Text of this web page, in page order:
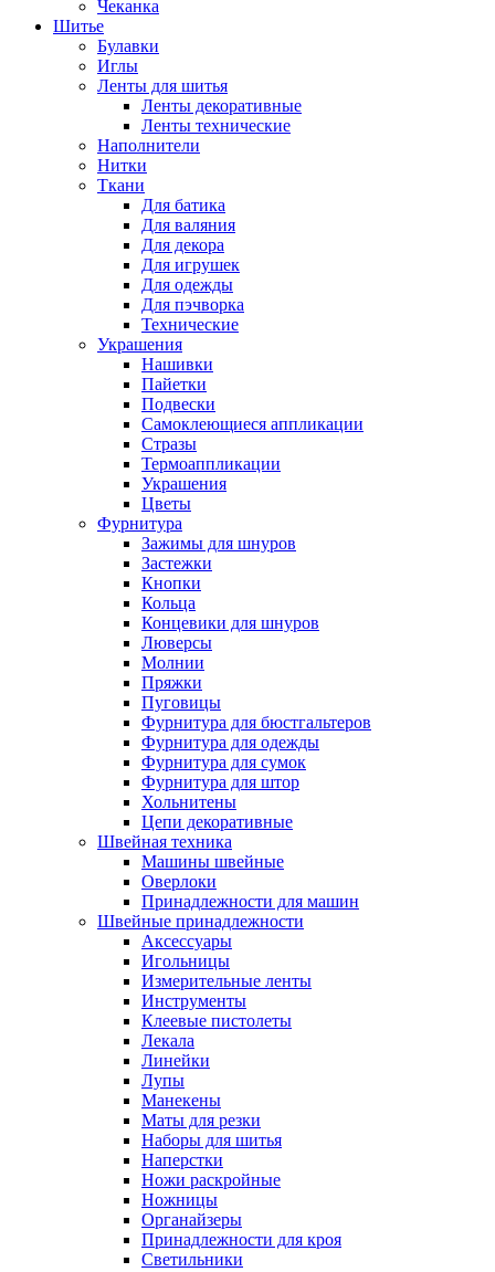
Чеканка
Шитье
Булавки
Иглы
Ленты для шитья
Ленты декоративные
Ленты технические
Наполнители
Нитки
Ткани
Для батика
Для валяния
Для декора
Для игрушек
Для одежды
Для пэчворка
Технические
Украшения
Нашивки
Пайетки
Подвески
Самоклеющиеся аппликации
Стразы
Термоаппликации
Украшения
Цветы
Фурнитура
Зажимы для шнуров
Застежки
Кнопки
Кольца
Концевики для шнуров
Люверсы
Молнии
Пряжки
Пуговицы
Фурнитура для бюстгальтеров
Фурнитура для одежды
Фурнитура для сумок
Фурнитура для штор
Хольнитены
Цепи декоративные
Швейная техника
Машины швейные
Оверлоки
Принадлежности для машин
Швейные принадлежности
Аксессуары
Игольницы
Измерительные ленты
Инструменты
Клеевые пистолеты
Лекала
Линейки
Лупы
Манекены
Маты для резки
Наборы для шитья
Наперстки
Ножи раскройные
Ножницы
Органайзеры
Принадлежности для кроя
Светильники